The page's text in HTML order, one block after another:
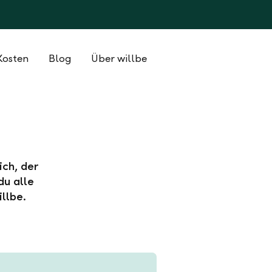
Blog Über willbe
der
alle